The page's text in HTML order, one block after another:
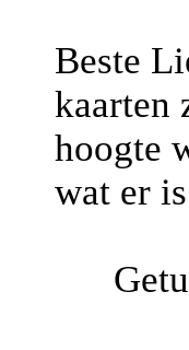
Beste
kaarten
hoogte
wat er